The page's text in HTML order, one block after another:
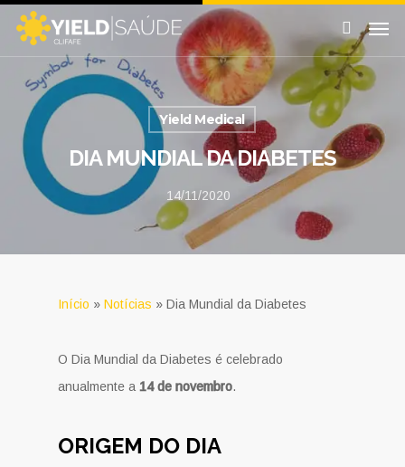
Yield Medical
DIA MUNDIAL DA DIABETES
14/11/2020
Início » Notícias » Dia Mundial da Diabetes
O Dia Mundial da Diabetes é celebrado
anualmente a 14 de novembro.
ORIGEM DO DIA